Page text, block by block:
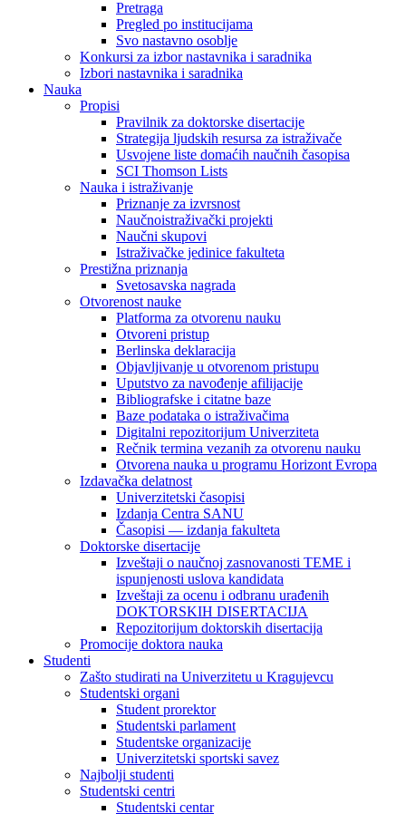
Pretraga
Pregled po institucijama
Svo nastavno osoblje
Konkursi za izbor nastavnika i saradnika
Izbori nastavnika i saradnika
Nauka
Propisi
Pravilnik za doktorske disertacije
Strategija ljudskih resursa za istraživače
Usvojene liste domaćih naučnih časopisa
SCI Thomson Lists
Nauka i istraživanje
Priznanje za izvrsnost
Naučnoistraživački projekti
Naučni skupovi
Istraživačke jedinice fakulteta
Prestižna priznanja
Svetosavska nagrada
Otvorenost nauke
Platforma za otvorenu nauku
Otvoreni pristup
Berlinska deklaracija
Objavljivanje u otvorenom pristupu
Uputstvo za navođenje afilijacije
Bibliografske i citatne baze
Baze podataka o istraživačima
Digitalni repozitorijum Univerziteta
Rečnik termina vezanih za otvorenu nauku
Otvorena nauka u programu Horizont Evropa
Izdavačka delatnost
Univerzitetski časopisi
Izdanja Centra SANU
Časopisi — izdanja fakulteta
Doktorske disertacije
Izveštaji o naučnoj zasnovanosti TEME i
ispunjenosti uslova kandidata
Izveštaji za ocenu i odbranu urađenih
DOKTORSKIH DISERTACIJA
Repozitorijum doktorskih disertacija
Promocije doktora nauka
Studenti
Zašto studirati na Univerzitetu u Kragujevcu
Studentski organi
Student prorektor
Studentski parlament
Studentske organizacije
Univerzitetski sportski savez
Najbolji studenti
Studentski centri
Studentski centar